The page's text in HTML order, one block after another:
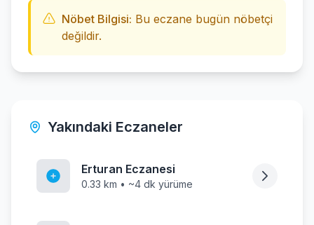
Nöbet Bilgisi: Bu eczane bugün nöbetçi
değildir.
Yakındaki Eczaneler
Erturan Eczanesi
0.33 km • ~4 dk yürüme